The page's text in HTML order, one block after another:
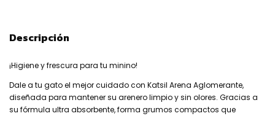
Descripción
¡Higiene y frescura para tu minino!
Dale a tu gato el mejor cuidado con Katsil Arena Aglomerante,
diseñada para mantener su arenero limpio y sin olores. Gracias a
su fórmula ultra absorbente, forma grumos compactos que